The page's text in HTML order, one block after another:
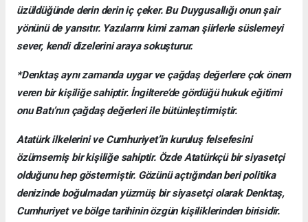
üzüldüğünde derin derin iç çeker. Bu Duygusallığı onun şair
yönünü de yansıtır. Yazılarını kimi zaman şiirlerle süslemeyi
sever, kendi dizelerini araya sokuşturur.
*Denktaş aynı zamanda uygar ve çağdaş değerlere çok önem
veren bir kişiliğe sahiptir. İngiltere’de gördüğü hukuk eğitimi
onu Batı’nın çağdaş değerleri ile bütünleştirmiştir.
Atatürk ilkelerini ve Cumhuriyet’in kuruluş felsefesini
özümsemiş bir kişiliğe sahiptir. Özde Atatürkçü bir siyasetçi
olduğunu hep göstermiştir. Gözünü açtığından beri politika
denizinde boğulmadan yüzmüş bir siyasetçi olarak Denktaş,
Cumhuriyet ve bölge tarihinin özgün kişiliklerinden birisidir.